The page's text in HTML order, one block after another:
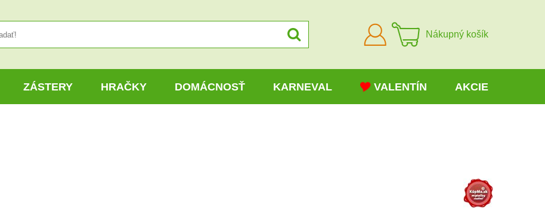
Prihlásiť
sa
Nákupný košík
ZÁSTERY HRAČKY DOMÁCNOSŤ KARNEVAL VALENTÍN AKCIE